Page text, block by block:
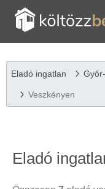
Eladó ingatlan
Veszkényen
Eladó